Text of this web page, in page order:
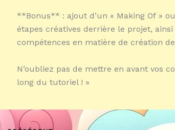
**Bonus** : ajout d’un « Making Of »
étapes créatives derrière le projet,
compétences en matière de création
N’oubliez pas de mettre en avant vos
long du tutoriel ! »